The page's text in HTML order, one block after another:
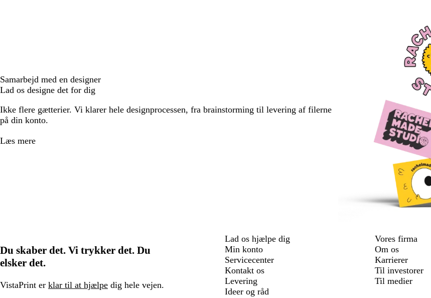
Samarbejd med en designer
Lad os designe det for dig
Ikke flere gætterier. Vi klarer hele designprocessen, fra brainstorming til levering af filerne
på din konto.
Læs mere
Du skaber det. Vi trykker det. Du
elsker det.
VistaPrint er klar til at hjælpe dig hele vejen.
Lad os hjælpe dig
Min konto
Servicecenter
Kontakt os
Levering
Ideer og råd
Vores firma
Om os
Karrierer
Til investorer
Til medier